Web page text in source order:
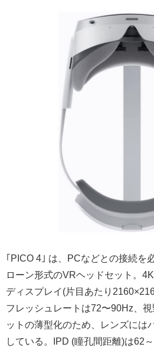
｢PICO 4｣ は、PCなどとの接続を
ローン形式のVRヘッドセット。
ディスプレイ(片目あたり
フレッシュレートは72〜90Hz、
ットの薄型化のため、レンズには
している。IPD (瞳孔間距離)は62～